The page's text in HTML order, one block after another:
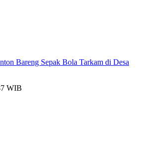
Bareng Sepak Bola Tarkam di Desa
WIB